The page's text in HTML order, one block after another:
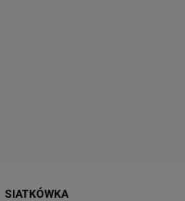
SIATKÓWKA